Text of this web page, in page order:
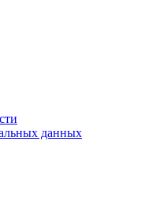
данных